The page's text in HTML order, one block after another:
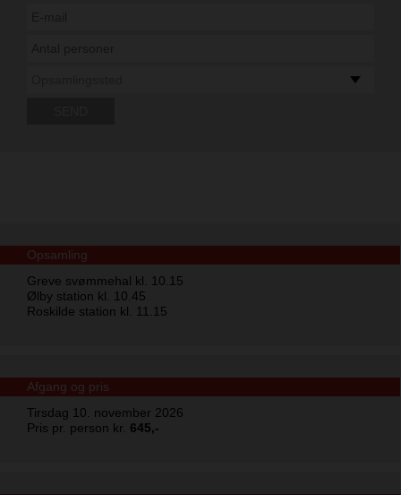
Opsamling
Greve svømmehal kl. 10.15
Ølby station kl. 10.45
Roskilde station kl. 11.15
Afgang og pris
Tirsdag 10. november 2026
Pris pr. person kr. 645,-